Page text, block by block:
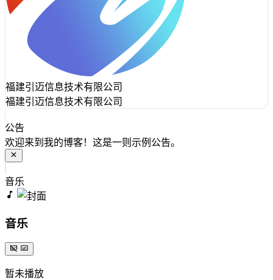
福建引迈信息技术有限公司
福建引迈信息技术有限公司
公告
欢迎来到我的博客！这是一则示例公告。
音乐
音乐
暂未播放